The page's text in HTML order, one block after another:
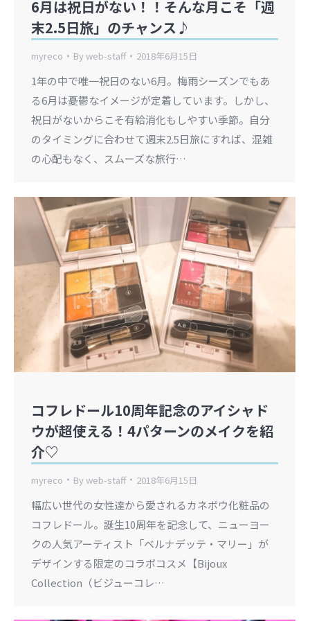
6月は祝日がない！！そんな月こそ「週
末2.5日旅」のチャンス♪
myreco Byweb-staff 2018年6月15日
1年の中で唯一祝日のない6月。梅雨シーズンでもあ
る6月は憂鬱なイメージが定着しています。しかし、
祝日がないからこそ有給消化もしやすい季節。自分
のタイミングに合わせて週末2.5日旅にすれば、混雑
の心配もなく、スムーズな旅行…
コフレドール10周年記念のアイシャド
ウが超使える！4パターンのメイクを紹
介♡
myreco Byweb-staff 2018年6月15日
幅広い世代の女性達から愛されるカネボウ化粧品の
コフレドール。誕生10周年を記念して、ニューヨー
クの人気アーティスト「ベルナデッテ・マリー」が
デザインする限定のコラボコスメ【Bijoux
Collection（ビジューコレ…